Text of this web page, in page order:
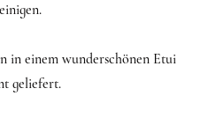
in einem wunderschönen Etui
geliefert.